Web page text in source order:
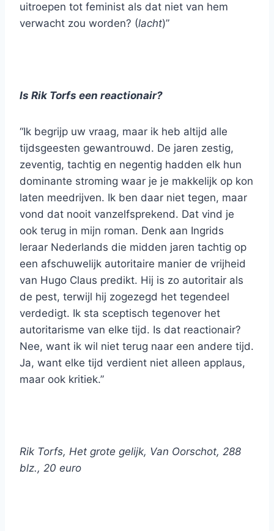
uitroepen tot feminist als dat niet van hem
verwacht zou worden? (lacht)”
Is Rik Torfs een reactionair?
“Ik begrijp uw vraag, maar ik heb altijd alle
tijdsgeesten gewantrouwd. De jaren zestig,
zeventig, tachtig en negentig hadden elk hun
dominante stroming waar je je makkelijk op kon
laten meedrijven. Ik ben daar niet tegen, maar
vond dat nooit vanzelfsprekend. Dat vind je
ook terug in mijn roman. Denk aan Ingrids
leraar Nederlands die midden jaren tachtig op
een afschuwelijk autoritaire manier de vrijheid
van Hugo Claus predikt. Hij is zo autoritair als
de pest, terwijl hij zogezegd het tegendeel
verdedigt. Ik sta sceptisch tegenover het
autoritarisme van elke tijd. Is dat reactionair?
Nee, want ik wil niet terug naar een andere tijd.
Ja, want elke tijd verdient niet alleen applaus,
maar ook kritiek.”
Rik Torfs, Het grote gelijk, Van Oorschot, 288
blz., 20 euro